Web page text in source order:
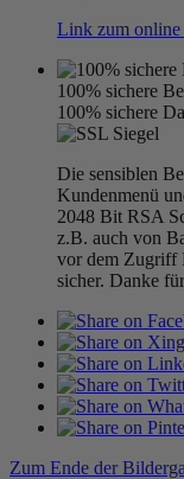
Link zum
100% sichere
100% sichere
Die sensiblen
Kundenmenü
2048 Bit RSA
z.B. auch von
vor dem Zugriff
sicher. Danke
Zum Ende der